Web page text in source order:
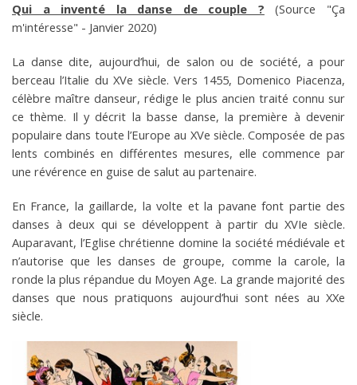
Qui a inventé la danse de couple ? (Source "Ça
m'intéresse" - Janvier 2020)
La danse dite, aujourd’hui, de salon ou de société, a pour
berceau l’Italie du XVe siècle. Vers 1455, Domenico Piacenza,
célèbre maître danseur, rédige le plus ancien traité connu sur
ce thème. Il y décrit la basse danse, la première à devenir
populaire dans toute l’Europe au XVe siècle. Composée de pas
lents combinés en différentes mesures, elle commence par
une révérence en guise de salut au partenaire.
En France, la gaillarde, la volte et la pavane font partie des
danses à deux qui se développent à partir du XVIe siècle.
Auparavant, l’Eglise chrétienne domine la société médiévale et
n’autorise que les danses de groupe, comme la carole, la
ronde la plus répandue du Moyen Age. La grande majorité des
danses que nous pratiquons aujourd’hui sont nées au XXe
siècle.